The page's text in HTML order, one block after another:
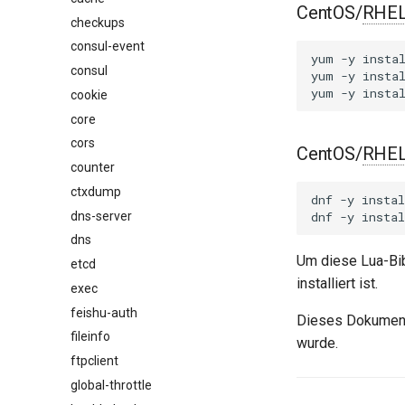
checkups
consul-event
consul
cookie
core
cors
counter
ctxdump
dns-server
dns
etcd
exec
feishu-auth
fileinfo
ftpclient
global-throttle
CentOS/
yum -y
yum -y
yum -y
CentOS/
dnf -y
dnf -y
Um diese Lua-
installiert ist.
Dieses
wurde.